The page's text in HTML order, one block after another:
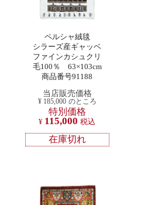
ペルシャ絨毯
シラーズ産ギャッベ
ファインカシュクリ
毛100％ 63×103cm
商品番号91188
当店販売価格
¥ 185,000 のところ
特別価格
¥ 115,000 税込
在庫切れ